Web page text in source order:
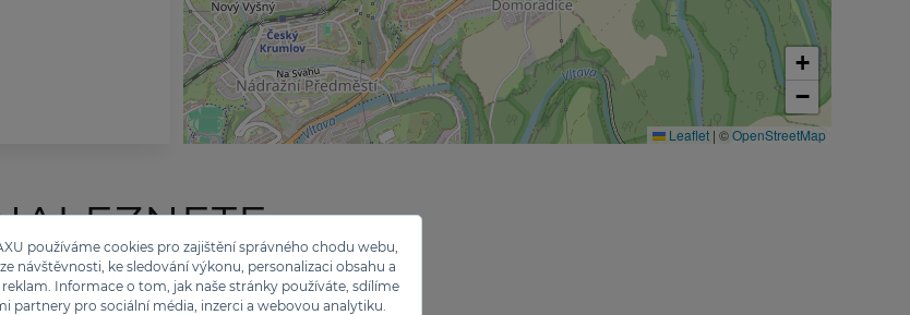
používáme cookies pro zajištění správného chodu webu,
návštěvnosti, ke sledování výkonu, personalizaci obsahu a
reklam. Informace o tom, jak naše stránky používáte, sdílíme
partnery pro sociální média, inzerci a webovou analytiku.
+
−
Leaflet | ©OpenStreetMap
ZNAČEK